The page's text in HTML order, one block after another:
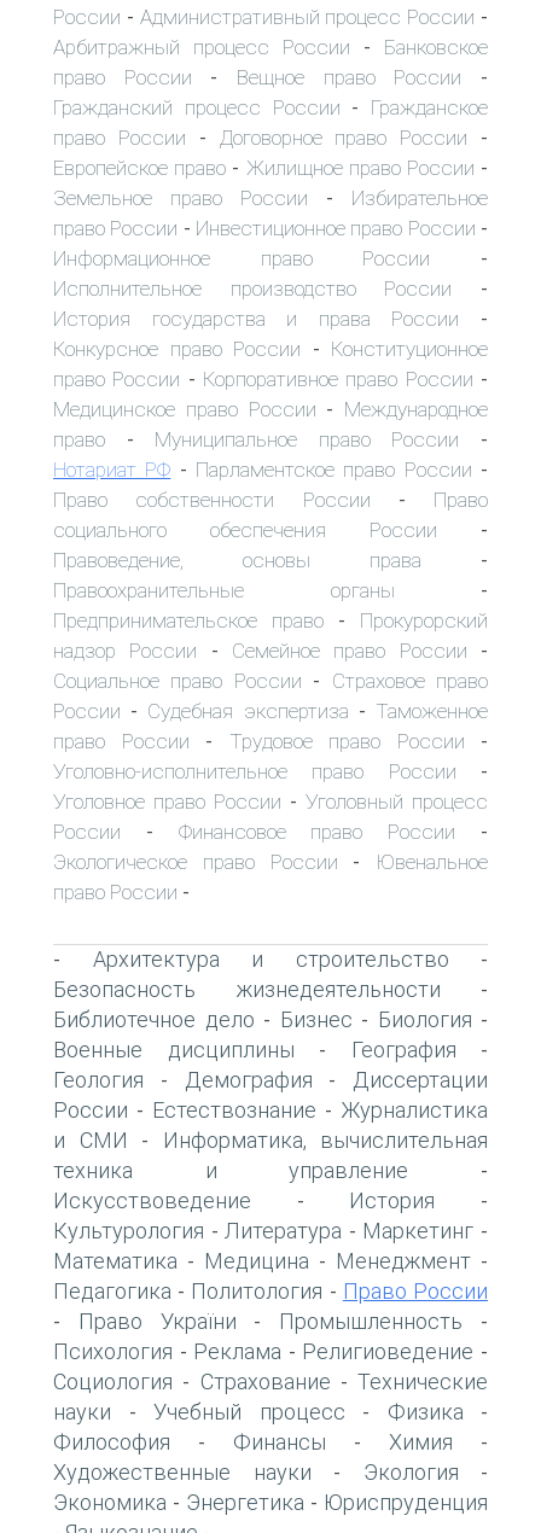
России - Административный процесс России -
Арбитражный процесс России - Банковское
право России - Вещное право России -
Гражданский процесс России - Гражданское
право России - Договорное право России -
Европейское право - Жилищное право России -
Земельное право России - Избирательное
право России - Инвестиционное право России -
Информационное право России -
Исполнительное производство России -
История государства и права России -
Конкурсное право России - Конституционное
право России - Корпоративное право России -
Медицинское право России - Международное
право - Муниципальное право России -
Нотариат РФ - Парламентское право России -
Право собственности России - Право
социального обеспечения России -
Правоведение, основы права -
Правоохранительные органы -
Предпринимательское право - Прокурорский
надзор России - Семейное право России -
Социальное право России - Страховое право
России - Судебная экспертиза - Таможенное
право России - Трудовое право России -
Уголовно-исполнительное право России -
Уголовное право России - Уголовный процесс
России - Финансовое право России -
Экологическое право России -
Ювенальное
право России -
- Архитектура и строительство -
Безопасность жизнедеятельности -
Библиотечное дело - Бизнес - Биология -
Военные дисциплины - География -
Геология - Демография -
Диссертации
России - Естествознание - Журналистика
и СМИ -
Информатика, вычислительная
техника и управление -
Искусствоведение - История -
Культурология - Литература - Маркетинг -
Математика - Медицина - Менеджмент -
Педагогика - Политология - Право России
- Право України - Промышленность -
Психология - Реклама - Религиоведение -
Социология - Страхование - Технические
науки - Учебный процесс - Физика -
Философия - Финансы - Химия -
Художественные науки - Экология -
Экономика - Энергетика - Юриспруденция